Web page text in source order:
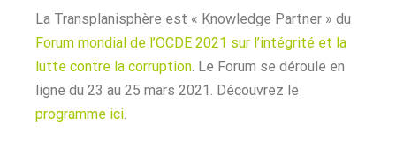
La Transplanisphère est « Knowledge Partner » du
Forum mondial de l’OCDE 2021 sur l’intégrité et la
lutte contre la corruption. Le Forum se déroule en
ligne du 23 au 25 mars 2021. Découvrez le
programme ici.